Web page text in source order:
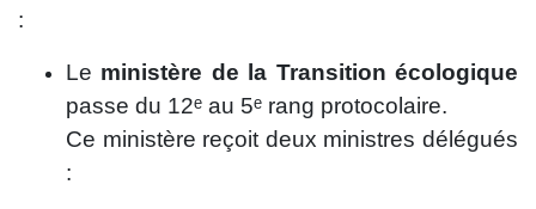
:
Le ministère de la Transition écologique
passe du 12ᵉ au 5ᵉ rang protocolaire.
Ce ministère reçoit deux ministres délégués
: